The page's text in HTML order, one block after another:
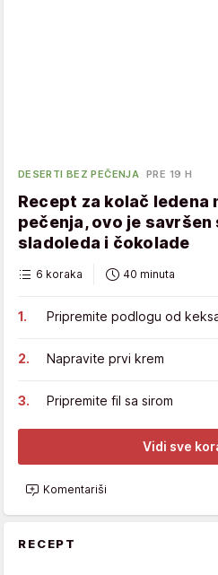
DESERTI BEZ PEČENJA PRE 19 H
Recept za kolač ledena
pečenja, ovo je savršen
sladoleda i čokolade
6 koraka 40 minuta
Pripremite podlogu od
Napravite prvi krem
Pripremite fil sa sirom
Vidi sve
Komentariši
RECEPT